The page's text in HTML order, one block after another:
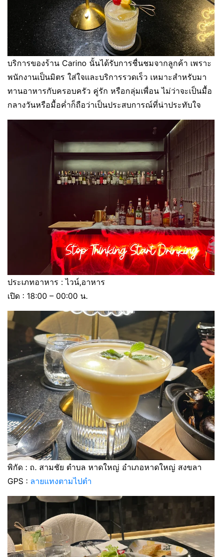
บริการของร้าน Carino นั้นได้รับการชื่นชมจากลูกค้า เพราะ
พนักงานเป็นมิตร ใส่ใจและบริการรวดเร็ว เหมาะสำหรับมา
ทานอาหารกับครอบครัว คู่รัก หรือกลุ่มเพื่อน ไม่ว่าจะเป็นมื้อ
กลางวันหรือมื้อค่ำก็ถือว่าเป็นประสบการณ์ที่น่าประทับใจ
ประเภทอาหาร : ไวน์,อาหาร
เปิด : 18:00 – 00:00 น.
พิกัด : ถ. สามชัย ตำบล หาดใหญ่ อำเภอหาดใหญ่ สงขลา
GPS : ลายแทงตามไปตำ